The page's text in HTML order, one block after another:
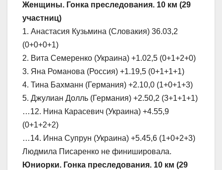
Женщины. Гонка преследования. 10 км (29
участниц)
1. Анастасия Кузьмина (Словакия) 36.03,2
(0+0+0+1)
2. Вита Семеренко (Украина) +1.02,5 (0+1+2+0)
3. Яна Романова (Россия) +1.19,5 (0+1+1+1)
4. Тина Бахманн (Германия) +2.10,0 (1+0+1+3)
5. Джулиан Долль (Германия) +2.50,2 (3+1+1+1)
…12. Нина Карасевич (Украина) +4.55,9
(0+1+2+2)
…14. Инна Супрун (Украина) +5.45,6 (1+0+2+3)
Людмила Писаренко не финишировала.
Юниорки. Гонка преследования. 10 км (29